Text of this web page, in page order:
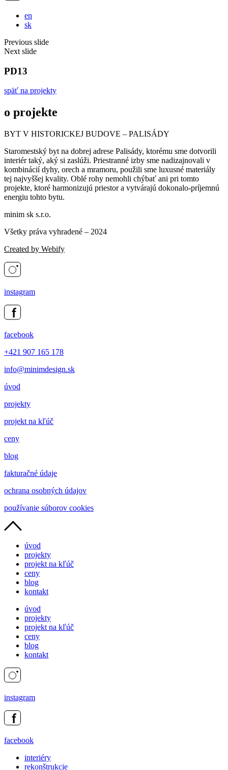
en
sk
Previous slide
Next slide
PD13
späť na projekty
o projekte
BYT V HISTORICKEJ BUDOVE – PALISÁDY
Staromestský byt na dobrej adrese Palisády, ktorému sme dotvorili
interiér taký, aký si zaslúži. Priestranné izby sme nadizajnovali v
kombinácií dyhy, orech a mramoru, použili sme luxusné materiály
tej najvyššej kvality. Oblé rohy nemohli chýbať ani pri tomto
projekte, ktoré harmonizujú priestor a vytvárajú dokonalo-príjemnú
energiu tohto bytu.
minim sk s.r.o.
Všetky práva vyhradené – 2024
Created by Webify
instagram
facebook
+421 907 165 178
info@minimdesign.sk
úvod
projekty
projekt na kľúč
ceny
blog
fakturačné údaje
ochrana osobných údajov
používanie súborov cookies
úvod
projekty
projekt na kľúč
ceny
blog
kontakt
úvod
projekty
projekt na kľúč
ceny
blog
kontakt
instagram
facebook
interiéry
rekonštrukcie